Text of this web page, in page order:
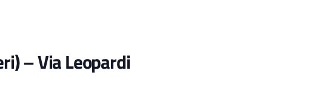
– Via Leopardi